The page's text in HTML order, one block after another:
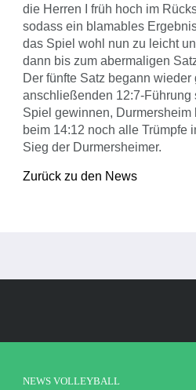
die Herren I früh hoch im
sodass ein blamables
das Spiel wohl nun zu leicht
dann bis zum abermaligen
Der fünfte Satz begann
anschließenden 12:7-Führung
Spiel gewinnen, Durmersheim
beim 14:12 noch alle Trümpfe
Sieg der Durmersheimer.
Zurück zu den News
NEWS VOLLEYBALL